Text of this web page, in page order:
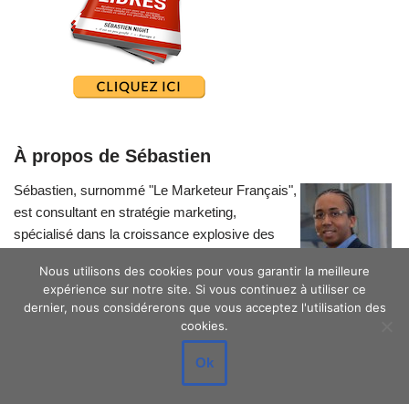
À propos de Sébastien
Sébastien, surnommé "Le Marketeur Français",
est consultant en stratégie marketing,
spécialisé dans la croissance explosive des
Nous utilisons des cookies pour vous garantir la meilleure
expérience sur notre site. Si vous continuez à utiliser ce
dernier, nous considérerons que vous acceptez l'utilisation des
cookies.
Ok